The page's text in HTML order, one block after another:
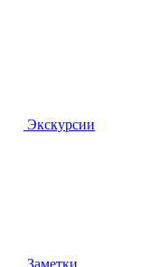
Экскурсии
Заметки